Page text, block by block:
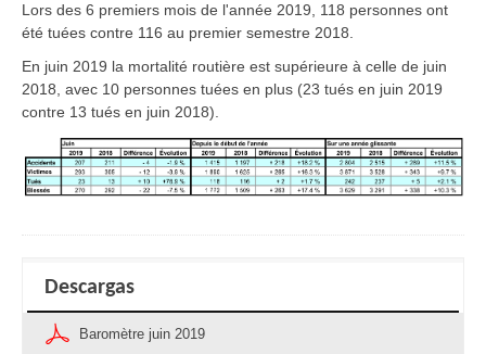
Lors des 6 premiers mois de l'année 2019, 118 personnes ont
été tuées contre 116 au premier semestre 2018.
En juin 2019 la mortalité routière est supérieure à celle de juin
2018, avec 10 personnes tuées en plus (23 tués en juin 2019
contre 13 tués en juin 2018).
Descargas
Baromètre juin 2019